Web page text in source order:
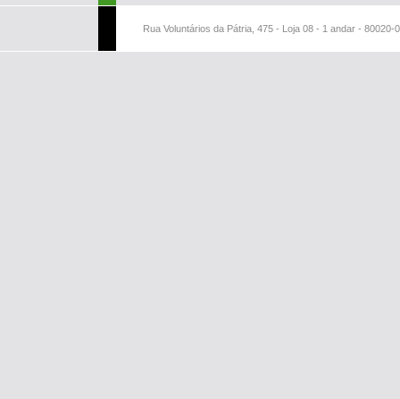
Rua Voluntários da Pátria, 475 - Loja 08 - 1 andar - 80020-